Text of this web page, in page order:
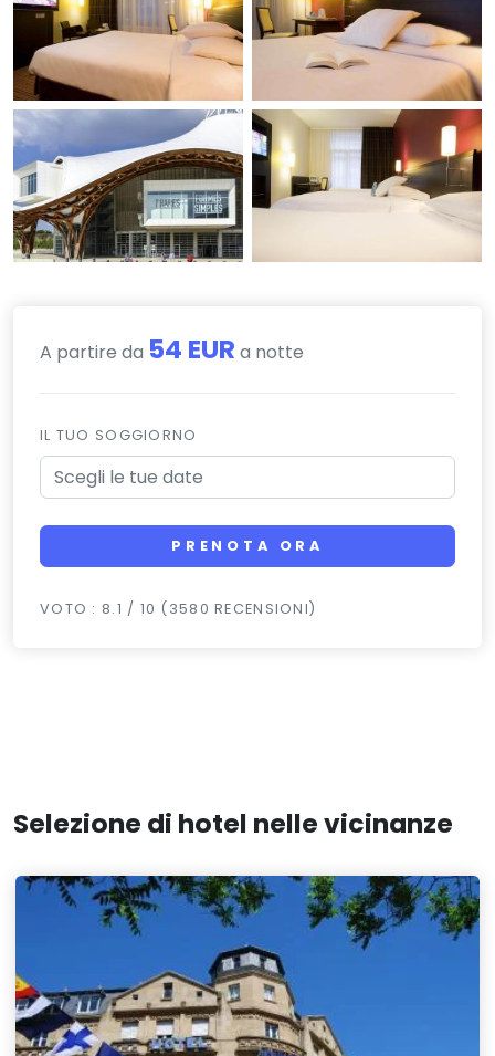
A partire da 54 EUR a notte
IL TUO SOGGIORNO
PRENOTA ORA
VOTO : 8.1 / 10 (3580 RECENSIONI)
Selezione di hotel nelle vicinanze